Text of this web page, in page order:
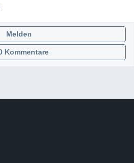
0 Kommentare
Melden